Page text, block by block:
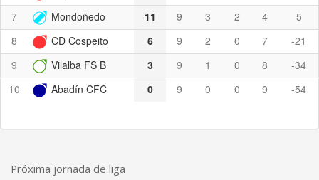
7
Mondoñedo 11 9 3 2 4
5
8
CD Cospeito 6 9 2 0 7
-21
9
Vilalba FS B 3 9 1 0 8
-34
10
Abadín CFC 0 9 0 0 9 -54
Próxima jornada de liga